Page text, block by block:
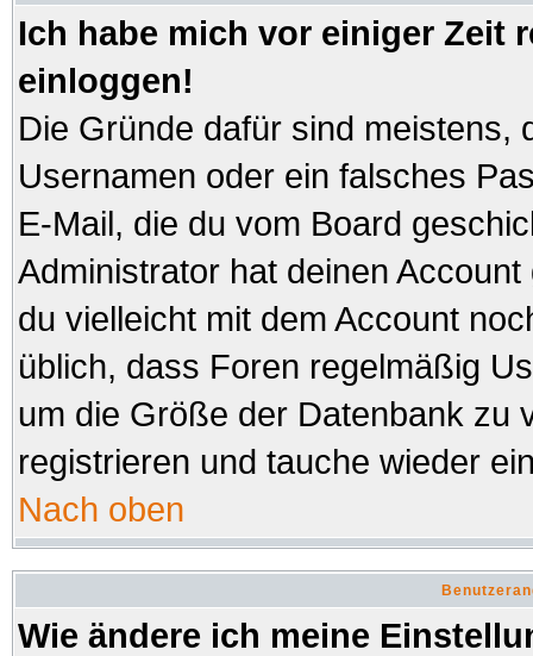
Ich habe mich vor einiger Zeit
einloggen!
Die Gründe dafür sind meistens,
Usernamen oder ein falsches
E-Mail, die du vom Board
Administrator hat deinen
du vielleicht mit dem Account
üblich, dass Foren regelmäßig
um die Größe der Datenbank zu
registrieren und tauche wieder
Nach oben
Wie ändere ich meine